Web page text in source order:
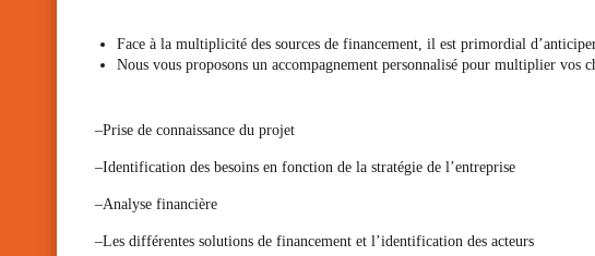
Face à la multiplicité des sources de financement, il est primordial
Nous vous proposons un accompagnement personnalisé pour multiplier vos
–Prise de connaissance du projet
–Identification des besoins en fonction de la stratégie de l’entreprise
–Analyse financière
–Les différentes solutions de financement et l’identification des acteurs